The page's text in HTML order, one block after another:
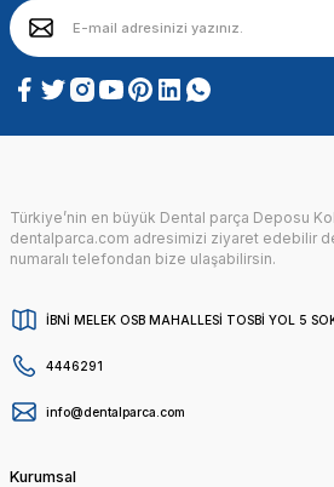
Türkiye’nin en büyük Dental parça Deposu
dentalparca.com adresimizi ziyaret edebilir
numaralı telefondan bize ulaşabilirsin.
İBNİ MELEK OSB MAHALLESİ TOSBİ YOL 5
4446291
info@dentalparca.com
Kurumsal